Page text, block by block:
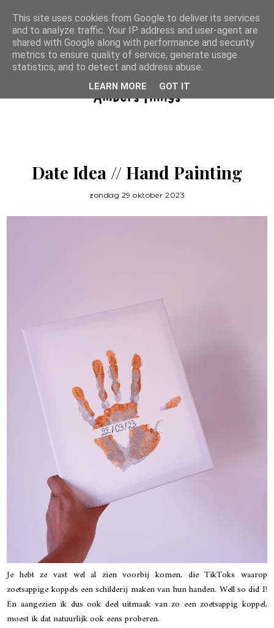
Date Idea // Hand Painting
zondag 29 oktober 2023
Je hebt ze vast wel al zien voorbij komen, die TikToks waarop
zoetsappige koppels een schilderij maken van hun handen. Well so did I!
En aangezien ik dus ook deel uitmaak van zo een zoetsappig koppel,
moest ik dat natuurlijk ook eens proberen.
This site uses cookies from Google to deliver its services
and to analyze traffic. Your IP address and user-agent are
shared with Google along with performance and security
metrics to ensure quality of service, generate usage
statistics, and to detect and address abuse.
LEARN MORE GOT IT